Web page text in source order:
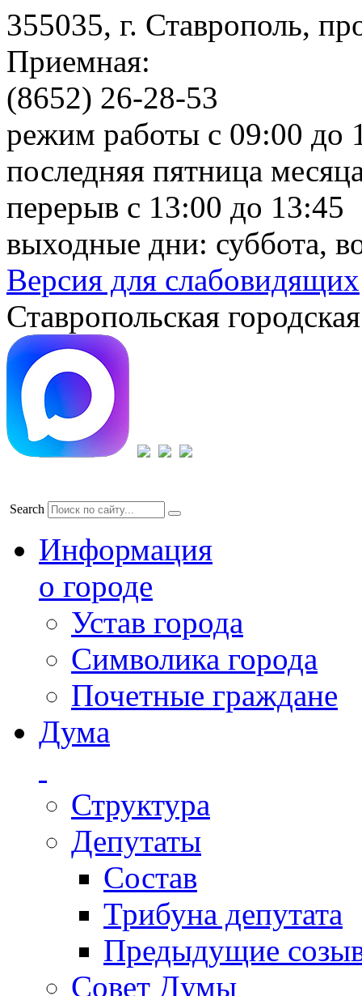
355035, г. Ставрополь,
Приемная:
(8652) 26-28-53
режим работы с 09:00 до
последняя пятница
перерыв с 13:00 до 13:45
выходные дни: суббота,
Версия для слабовидящих
Ставропольская
Search
Информация
о городе
Устав города
Символика города
Почетные граждане
Дума
Структура
Депутаты
Состав
Трибуна депутата
Предыдущие
Совет Думы